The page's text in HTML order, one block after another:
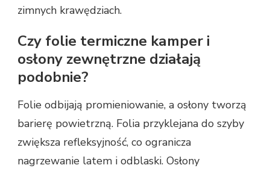
zimnych krawędziach.
Czy folie termiczne kamper i
osłony zewnętrzne działają
podobnie?
Folie odbijają promieniowanie, a osłony tworzą
barierę powietrzną. Folia przyklejana do szyby
zwiększa refleksyjność, co ogranicza
nagrzewanie latem i odblaski. Osłony